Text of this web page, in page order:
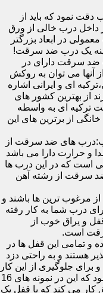
نمود که باید از
داخل درب خالی از ورق
در ابعاد بزرگتر
یک درب ضد سرقت!
سرقت دارای در
آنها می توان به روکش
ای و ایرانی اشاره
از بهترین کشور های
ترکیه ای به واسطه
از برترین های این
های ضد سرقت از
و حرارت دارا می باشد
است که در این درب ها
سرقت از رشته آهن
مرغوب ترین ها باشند و
درب شما به کار رفته
و یراق خوب از
است.
و تمامی این قفل ها در
هستند و به راحتی دزد
برای جلوگیری از این کار
از قفل مولتی سیستم استفاده می شود که این در نمونه های 16
کار می کند که با قفل یک